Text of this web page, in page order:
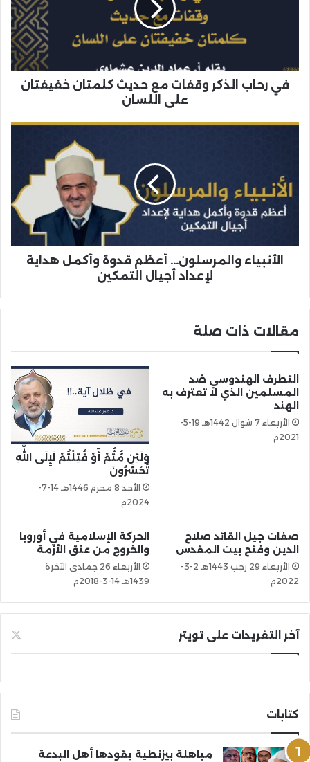
في رحاب الذكر وقفات مع حديث كلمتان خفيفتان
على اللسان
الأنبياء والمرسلون... أعظم قدوة وأكمل هداية
لإعداد أجيال التمكين
مقالات ذات صلة
التطرف الهندوسي ضد
المسلمين الذي لا تعترف به
الهند
الأربعاء 7 شوال 1442هـ 19-5-
2021م
وَلَئِن مُّتُّمْ أَوْ قُتِلْتُمْ لَإِلَى اللَّهِ
تُحْشَرُونَ
الأحد 8 محرم 1446هـ 14-7-
2024م
صفات جيل القائد صلاح
الدين وفتح بيت المقدس
الأربعاء 29 رجب 1443هـ 2-3-
2022م
الحركة الإسلامية في أوروبا
والخروج من عنق الأزمة
الأربعاء 26 جمادى الآخرة
1439هـ 14-3-2018م
آخر التغريدات على تويتر
كتابات
مباهلة بيزنطية يقودها أهل البدعة